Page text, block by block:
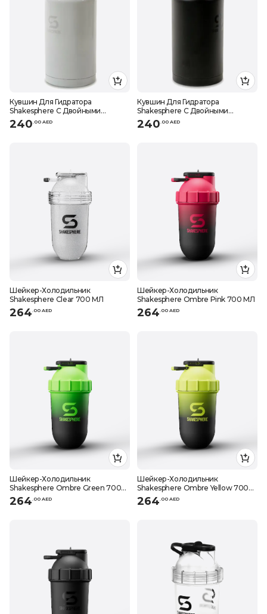
Кувшин Для Гидратора
Shakesphere С Двойными
Стенками, СТАЛЬНОЙ БЕЛЫЙ, 1,8
л
240 00 AED
Кувшин Для Гидратора
Shakesphere С Двойными
Стенками, СТАЛЬНОЙ, ЧЕРНЫЙ,
1,8 л
240 00 AED
Шейкер-Холодильник
Shakesphere Clear 700 МЛ
264 00 AED
Шейкер-Холодильник
Shakesphere Ombre Pink 700 МЛ
264 00 AED
Шейкер-Холодильник
Shakesphere Ombre Green 700
МЛ
264.00 AED
Шейкер-Холодильник
Shakesphere Ombre Yellow 700
МЛ
264.00 AED